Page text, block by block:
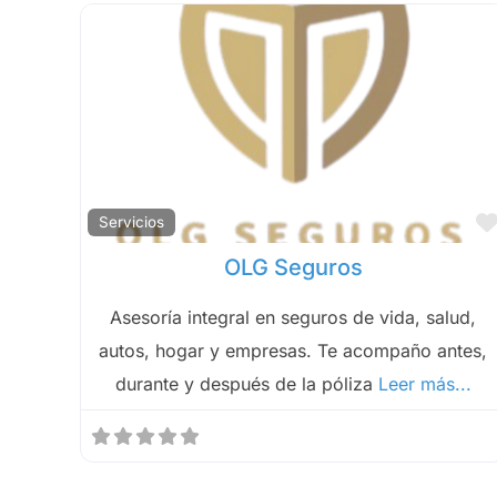
Servicios
OLG Seguros
Asesoría integral en seguros de vida, salud,
autos, hogar y empresas. Te acompaño antes,
durante y después de la póliza Leer más...